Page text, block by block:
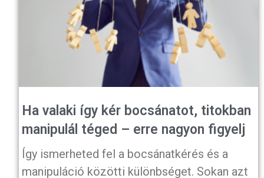
Ha valaki így kér bocsánatot, titokban
manipulál téged – erre nagyon figyelj
Így ismerheted fel a bocsánatkérés és a
manipuláció közötti különbséget. Sokan azt